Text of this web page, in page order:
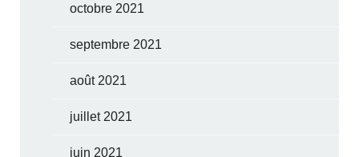
octobre 2021
septembre 2021
août 2021
juillet 2021
juin 2021